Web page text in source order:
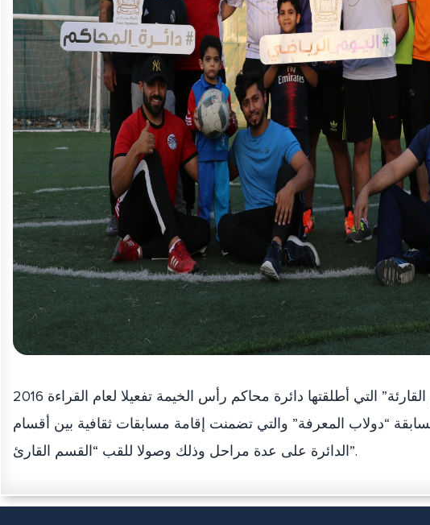
ضمن مبادرات وفعاليات “المحاكم القارئة” التي أطلقتها دائرة محاكم رأس الخيمة تفعيلا لعام القراءة 2016
“دولاب المعرفة” والتي تضمنت إقامة مسابقات ثقافية بين أقسام
الدائرة على عدة مراحل وذلك وصولا للقب “القسم القارئ”.